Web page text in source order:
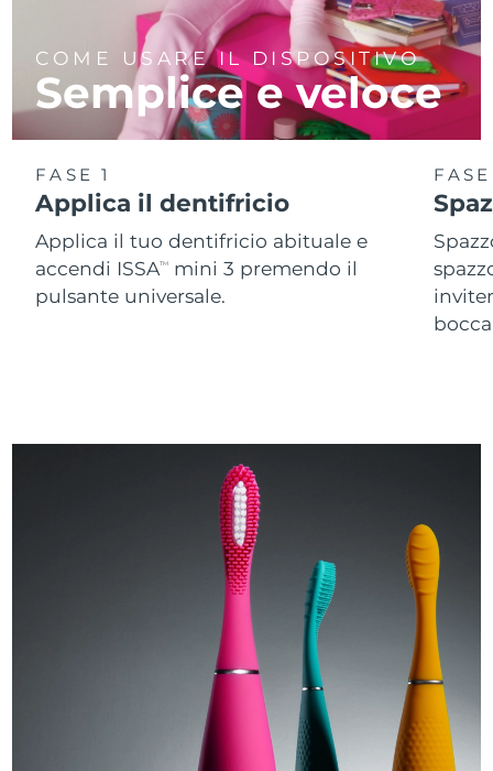
COME USARE IL DISPOSITIVO
Semplice e veloce
FASE 1
Applica il dentifricio
Applica il tuo dentifricio abituale e
accendi ISSATM
mini 3 premendo il
pulsante universale.